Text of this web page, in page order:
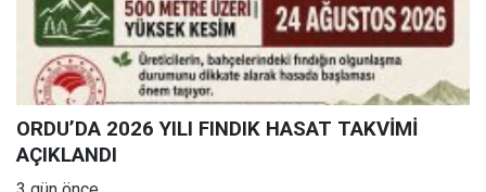
ORDU’DA 2026 YILI FINDIK HASAT TAKVİMİ
AÇIKLANDI